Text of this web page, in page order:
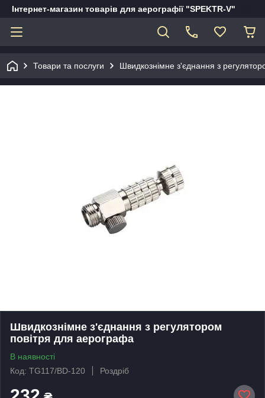
Інтернет-магазин товарів для аерографії "SPEKTR-V"
Товари та послуги Швидкознімне з'єднання з
Швидкознімне з'єднання з регулятором
повітря для аерографа
В наявності
Код: TG117/BD-120
Роздріб